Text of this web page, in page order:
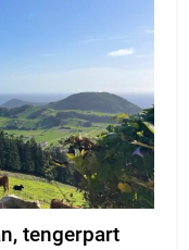
tengerpart